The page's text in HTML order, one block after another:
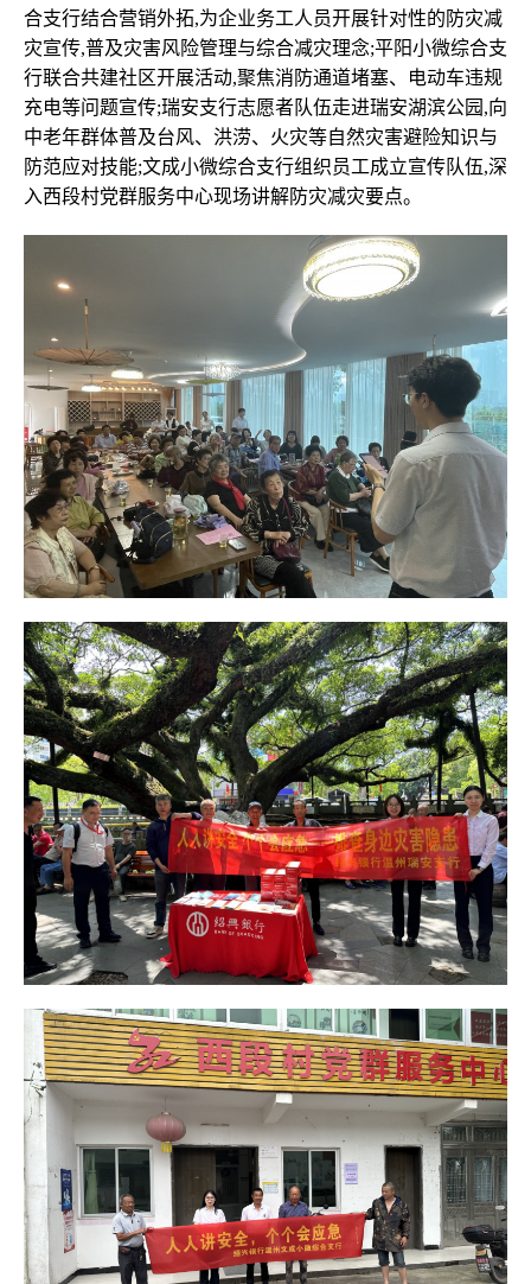
合支行结合营销外拓,为企业务工人员开展针对性的防灾减
灾宣传,普及灾害风险管理与综合减灾理念;平阳小微综合支
行联合共建社区开展活动,聚焦消防通道堵塞、电动车违规
充电等问题宣传;瑞安支行志愿者队伍走进瑞安湖滨公园,向
中老年群体普及台风、洪涝、火灾等自然灾害避险知识与
防范应对技能;文成小微综合支行组织员工成立宣传队伍,深
入西段村党群服务中心现场讲解防灾减灾要点。